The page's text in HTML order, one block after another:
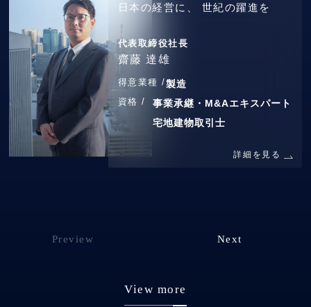
日本の経営に、 世紀の躍進を
代表取締役社長
齋藤 達雄
得意業種 /製造
資格 /
事業承継・M&Aエキスパート
宅地建物取引士
詳細を見る
Preview Next
View more